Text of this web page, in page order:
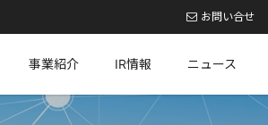
事業紹介 IR情報 ニュース
お問い合せ